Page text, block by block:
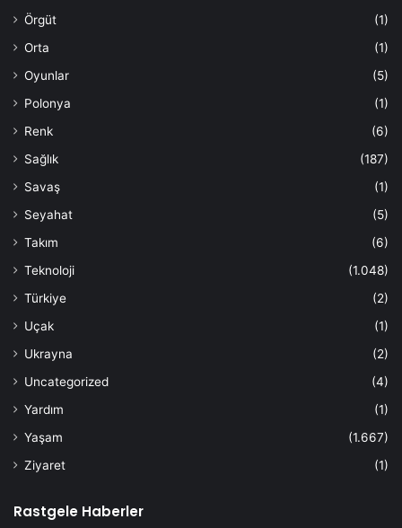
Örgüt
(1)
Orta
(1)
Oyunlar
(5)
Polonya
(1)
Renk
(6)
Sağlık
(187)
Savaş
(1)
Seyahat
(5)
Takım
(6)
Teknoloji
(1.048)
Türkiye
(2)
Uçak
(1)
Ukrayna
(2)
Uncategorized
(4)
Yardım
(1)
Yaşam
(1.667)
Ziyaret
(1)
Rastgele Haberler